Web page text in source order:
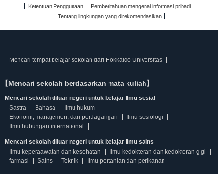
Ketentuan Penggunaan
Pemberitahuan mengenai informasi pribadi
Tentang lingkungan yang direkomendasikan
Mencari tempat belajar sekolah dari Hokkaido Universitas
【Mencari sekolah berdasarkan mata kuliah】
Mencari sekolah diluar negeri untuk belajar Ilmu sosial
Sastra
Bahasa
Ilmu hukum
Ekonomi, manajemen, dan perdagangan
Ilmu sosiologi
Ilmu hubungan international
Mencari sekolah diluar negeri untuk belajar Ilmu sains
Ilmu keperaawatan dan kesehatan
Ilmu kedokteran dan kedokteran gigi
farmasi
Sains Teknik Ilmu pertanian dan perikanan